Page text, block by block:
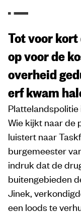
Tot voor
op voor de
overheid
erf kwam
Wie kijkt naar de
luistert naar
burgemeester
indruk dat de
buitengebieden
Jinek,
een loods te